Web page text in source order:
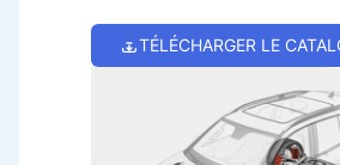
TÉLÉCHARGER LE